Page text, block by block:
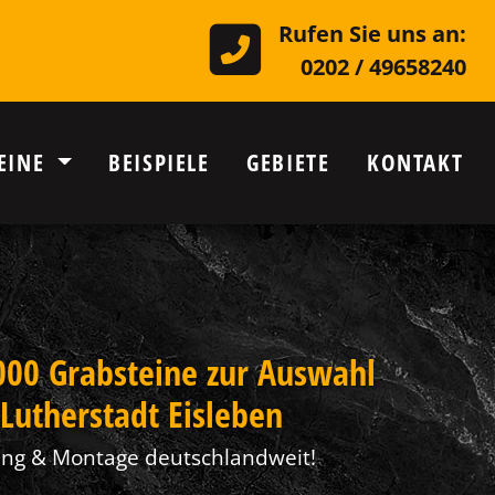
Rufen Sie uns an:
0202 / 49658240
BEISPIELE GEBIETE KONTAKT